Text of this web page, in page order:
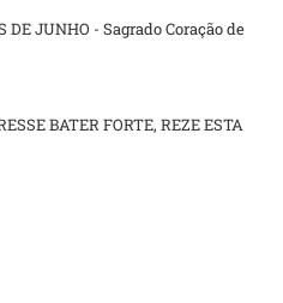
DE JUNHO - Sagrado Coração de
BATER FORTE, REZE ESTA